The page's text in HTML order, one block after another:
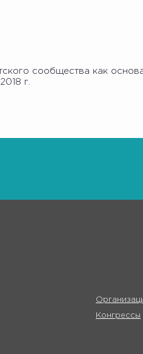
сообщества как
г.
Конгрессы